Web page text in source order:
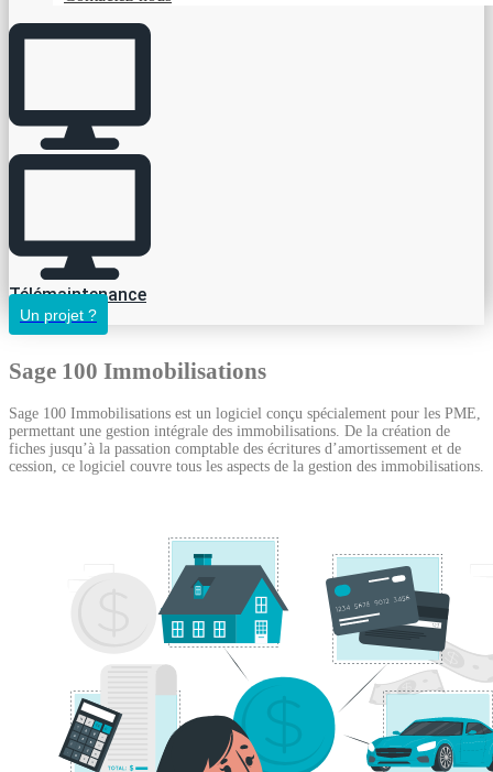
Télémaintenance
Un projet ?
Sage 100 Immobilisations
Sage 100 Immobilisations est un logiciel conçu spécialement pour les PME,
permettant une gestion intégrale des immobilisations. De la création de
fiches jusqu’à la passation comptable des écritures d’amortissement et de
cession, ce logiciel couvre tous les aspects de la gestion des immobilisations.